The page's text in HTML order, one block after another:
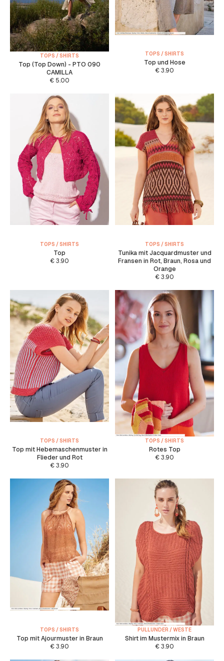
TOPS / SHIRTS
Top (Top Down) - PTO 090
CAMILLA
€ 5.00
TOPS / SHIRTS
Top und Hose
€3.90
TOPS / SHIRTS
Top
€3.90
TOPS / SHIRTS
Tunika mit Jacquardmuster und
Fransen in Rot, Braun, Rosa und
Orange
€3.90
TOPS / SHIRTS
Top mit Hebemaschenmuster in
Flieder und Rot
€3.90
TOPS / SHIRTS
Rotes Top
€3.90
TOPS / SHIRTS
Top mit Ajourmuster in Braun
€3.90
PULLUNDER / WESTE
Shirt im Mustermix in Braun
€3.90